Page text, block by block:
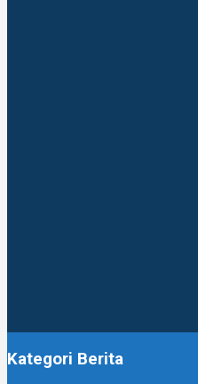
Kategori Berita